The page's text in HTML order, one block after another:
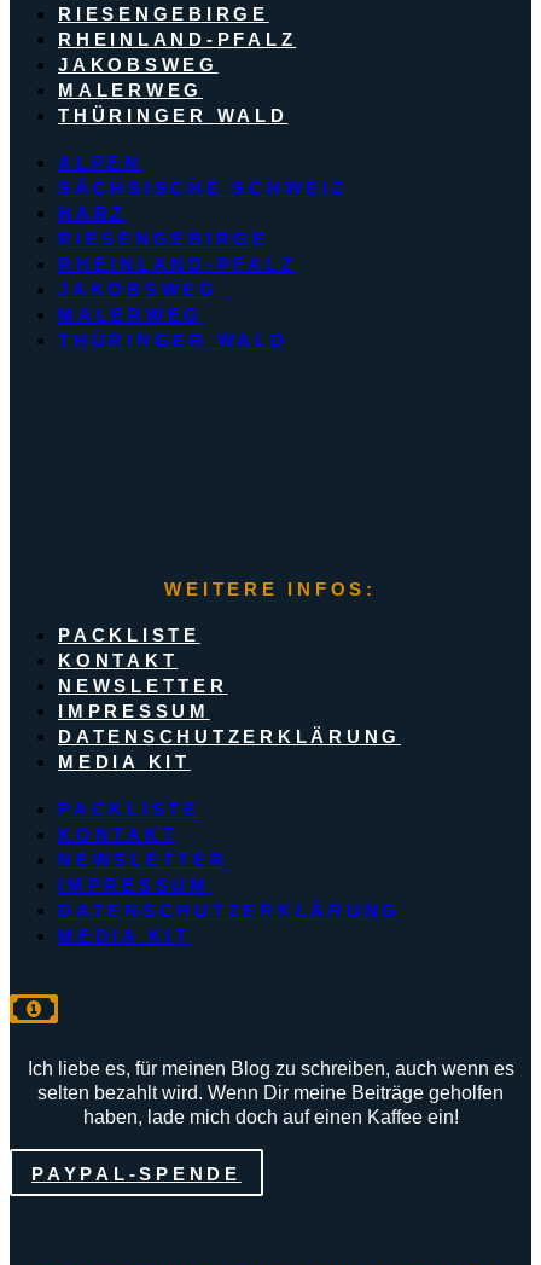
RIESENGEBIRGE
RHEINLAND-PFALZ
JAKOBSWEG
MALERWEG
THÜRINGER WALD
ALPEN
SÄCHSISCHE SCHWEIZ
HARZ
RIESENGEBIRGE
RHEINLAND-PFALZ
JAKOBSWEG
MALERWEG
THÜRINGER WALD
WEITERE INFOS:
PACKLISTE
KONTAKT
NEWSLETTER
IMPRESSUM
DATENSCHUTZERKLÄRUNG
MEDIA KIT
PACKLISTE
KONTAKT
NEWSLETTER
IMPRESSUM
DATENSCHUTZERKLÄRUNG
MEDIA KIT
Ich liebe es, für meinen Blog zu schreiben, auch wenn es
selten bezahlt wird. Wenn Dir meine Beiträge geholfen
haben, lade mich doch auf einen Kaffee ein!
PAYPAL-SPENDE